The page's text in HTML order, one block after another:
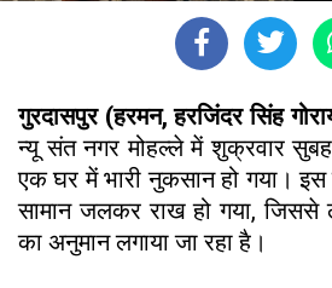
गुरदासपुर (हरमन, हरजिंदर सिंह
न्यू संत नगर मोहल्ले में शुक्रवार
एक घर में भारी नुकसान हो गया।
सामान जलकर राख हो गया,
का अनुमान लगाया जा रहा है।